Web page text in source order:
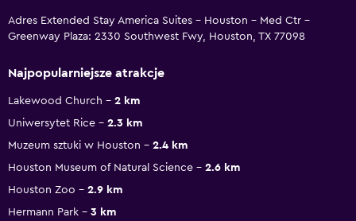
Adres Extended Stay America Suites - Houston - Med Ctr -
Greenway Plaza: 2330 Southwest Fwy, Houston, TX 77098
Najpopularniejsze atrakcje
Lakewood Church
2 km
Uniwersytet Rice
2.3 km
Muzeum sztuki w Houston
2.4 km
Houston Museum of Natural Science
2.6 km
Houston Zoo
2.9 km
Hermann Park
3 km